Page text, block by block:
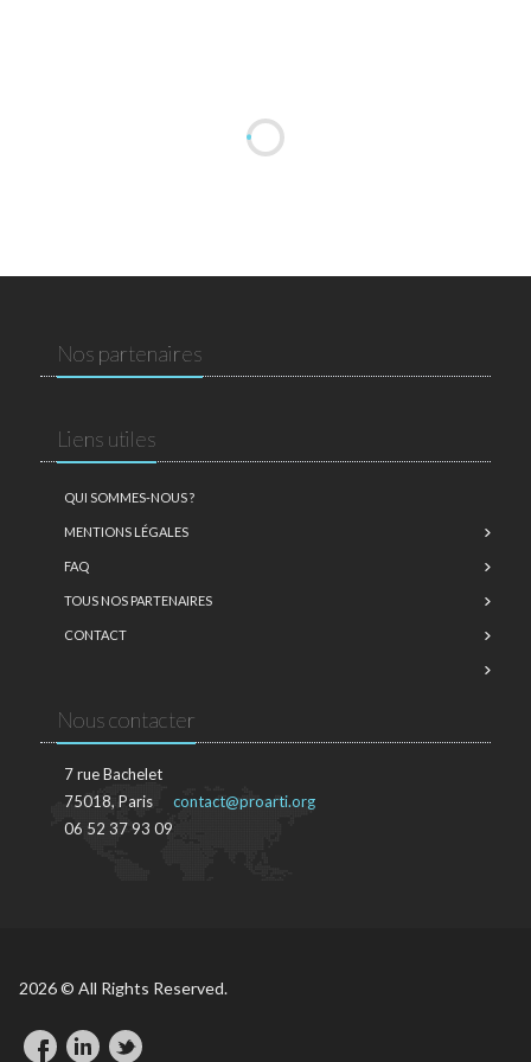
Nos partenaires
Liens utiles
QUI SOMMES-NOUS ?
MENTIONS LÉGALES
FAQ
TOUS NOS PARTENAIRES
CONTACT
Nous contacter
7 rue Bachelet
75018, Paris
06 52 37 93 09
contact@proarti.org
2026 © All Rights Reserved.